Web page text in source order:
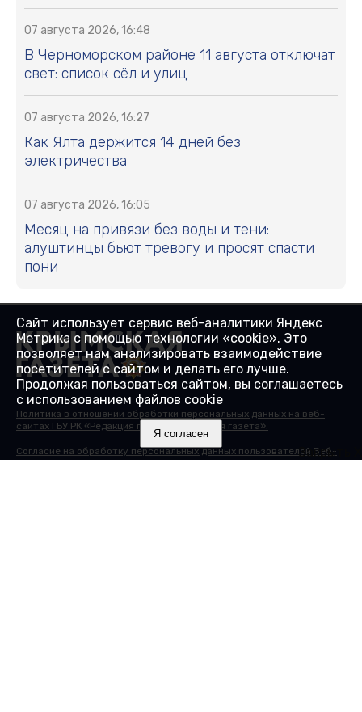
07 августа 2026, 16:48
В Черноморском районе 11 августа отключат
свет: список сёл и улиц
07 августа 2026, 16:27
Как Ялта держится 14 дней без
электричества
07 августа 2026, 16:05
Месяц на привязи без воды и тени:
алуштинцы бьют тревогу и просят спасти
пони
Закрыть X
Политика в отношении обработки персональных данных на веб-
сайтах ГБУ РК «Редакция газеты «Крымская газета».
Согласие на обработку персональных данных пользователей Веб-
сайта.
Сайт использует сервис веб-аналитики Яндекс
Метрика с помощью технологии «cookie». Это
позволяет нам анализировать взаимодействие
посетителей с сайтом и делать его лучше.
Продолжая пользоваться сайтом, вы соглашаетесь
с использованием файлов cookie
Я согласен